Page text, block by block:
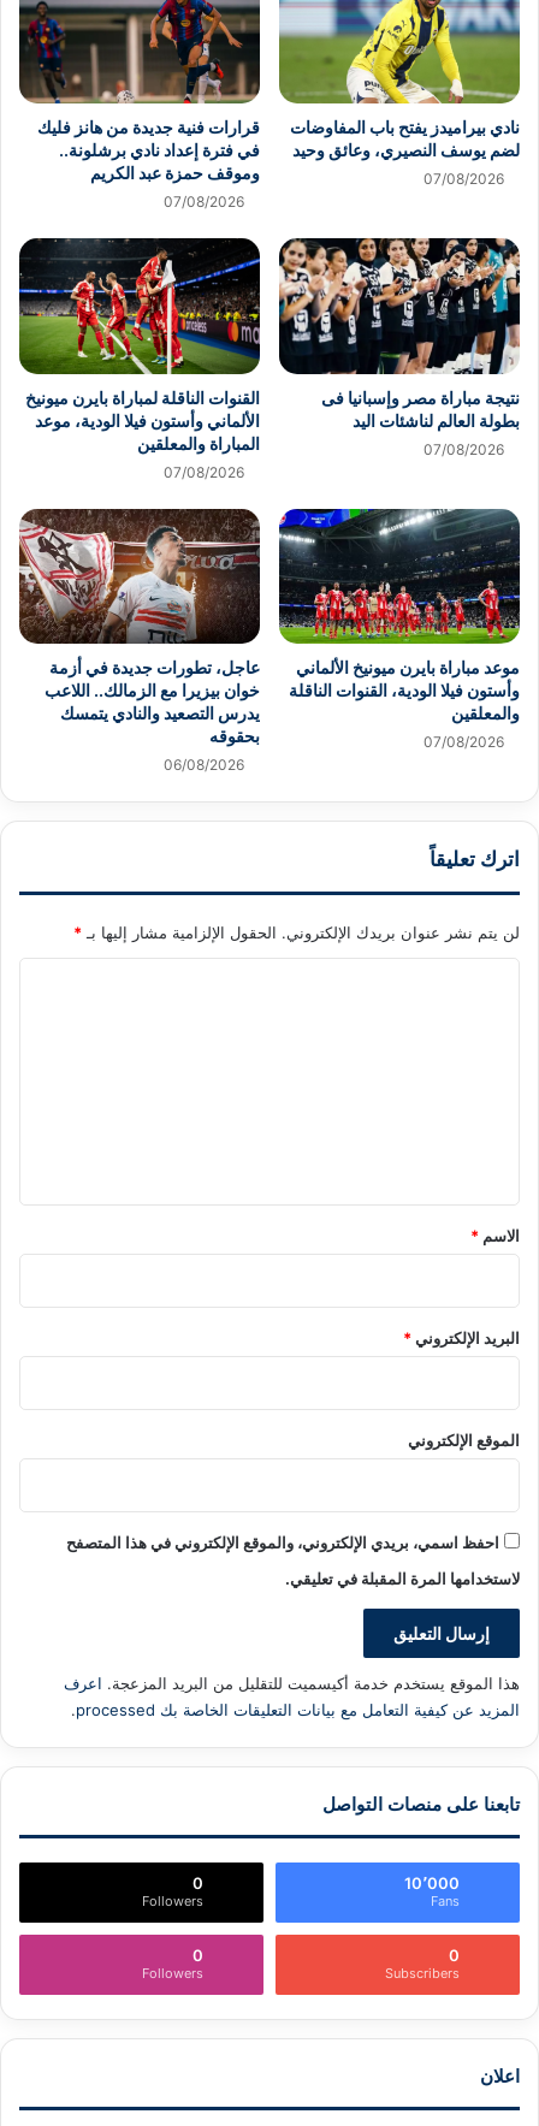
نادي بيراميدز يفتح باب المفاوضات
لضم يوسف النصيري، وعائق وحيد
07/08/2026
قرارات فنية جديدة من هانز فليك
في فترة إعداد نادي برشلونة..
وموقف حمزة عبد الكريم
07/08/2026
نتيجة مباراة مصر وإسبانيا فى
بطولة العالم لناشئات اليد
07/08/2026
القنوات الناقلة لمباراة بايرن ميونيخ
الألماني وأستون فيلا الودية، موعد
المباراة والمعلقين
07/08/2026
موعد مباراة بايرن ميونيخ الألماني
وأستون فيلا الودية، القنوات الناقلة
والمعلقين
07/08/2026
عاجل، تطورات جديدة في أزمة
خوان بيزيرا مع الزمالك.. اللاعب
يدرس التصعيد والنادي يتمسك
بحقوقه
06/08/2026
اترك تعليقاً
لن يتم نشر عنوان بريدك الإلكتروني. الحقول الإلزامية مشار إليها بـ*
*
الاسم *
البريد الإلكتروني*
الموقع الإلكتروني
احفظ اسمي، بريدي الإلكتروني، والموقع الإلكتروني في هذا المتصفح
لاستخدامها المرة المقبلة في تعليقي.
هذا الموقع يستخدم خدمة أكيسميت للتقليل من البريد المزعجة. اعرف
المزيد عن كيفية التعامل مع بيانات التعليقات الخاصة بك processed
.
تابعنا على منصات التواصل
10٬000
Fans
0
Followers
0
Subscribers
0
Followers
اعلان